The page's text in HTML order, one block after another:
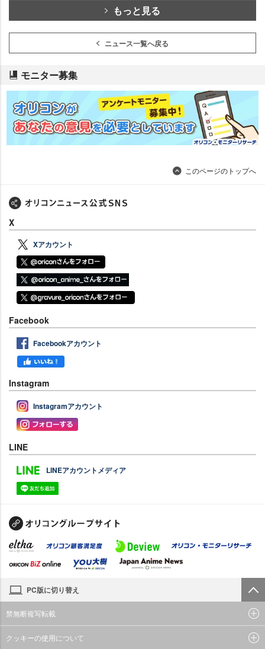
もっと見る
ニュース一覧へ戻る
モニター募集
このページのトップへ
X
Xアカウント
Facebook
Facebookアカウント
Instagram
Instagramアカウント
LINE
LINEアカウントメディア
PC版に切り替え
禁無断複写転載
クッキーの使用について